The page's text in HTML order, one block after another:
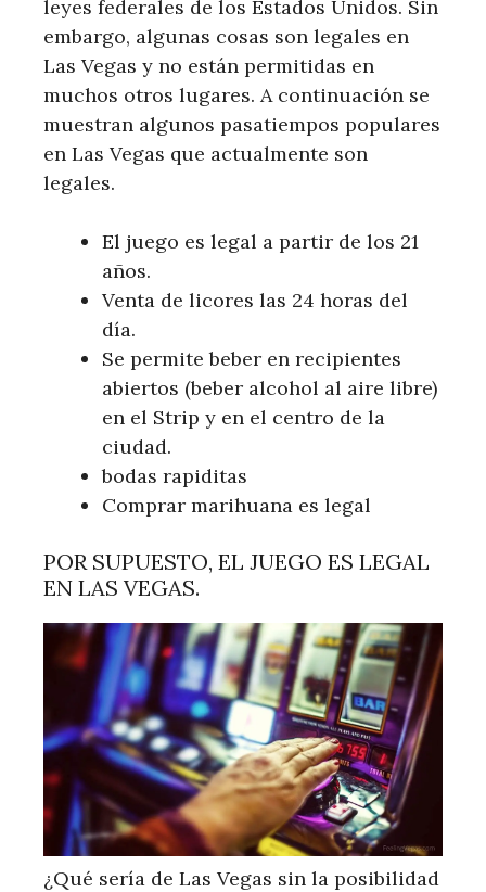
leyes federales de los Estados Unidos. Sin
embargo, algunas cosas son legales en
Las Vegas y no están permitidas en
muchos otros lugares. A continuación se
muestran algunos pasatiempos populares
en Las Vegas que actualmente son
legales.
El juego es legal a partir de los 21
años.
Venta de licores las 24 horas del
día.
Se permite beber en recipientes
abiertos (beber alcohol al aire libre)
en el Strip y en el centro de la
ciudad.
bodas rapiditas
Comprar marihuana es legal
POR SUPUESTO, EL JUEGO ES LEGAL
EN LAS VEGAS.
¿Qué sería de Las Vegas sin la posibilidad